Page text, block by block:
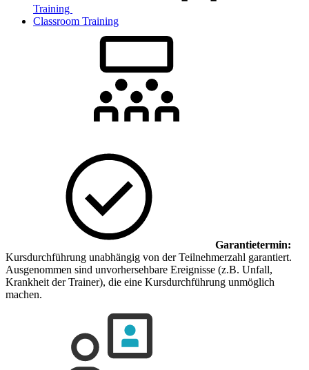
Training
Classroom Training
Garantietermin:
Kursdurchführung unabhängig von der Teilnehmerzahl garantiert.
Ausgenommen sind unvorhersehbare Ereignisse (z.B. Unfall,
Krankheit der Trainer), die eine Kursdurchführung unmöglich
machen.